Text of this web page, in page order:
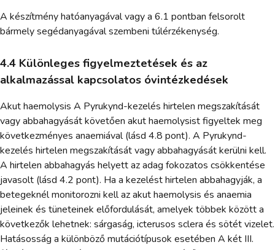
A készítmény hatóanyagával vagy a 6.1 pontban felsorolt
bármely segédanyagával szembeni túlérzékenység.
4.4 Különleges figyelmeztetések és az
alkalmazással kapcsolatos óvintézkedések
Akut haemolysis A Pyrukynd-kezelés hirtelen megszakítását
vagy abbahagyását követően akut haemolysist figyeltek meg
következményes anaemiával (lásd 4.8 pont). A Pyrukynd-
kezelés hirtelen megszakítását vagy abbahagyását kerülni kell.
A hirtelen abbahagyás helyett az adag fokozatos csökkentése
javasolt (lásd 4.2 pont). Ha a kezelést hirtelen abbahagyják, a
betegeknél monitorozni kell az akut haemolysis és anaemia
jeleinek és tüneteinek előfordulását, amelyek többek között a
következők lehetnek: sárgaság, icterusos sclera és sötét vizelet.
Hatásosság a különböző mutációtípusok esetében A két III.